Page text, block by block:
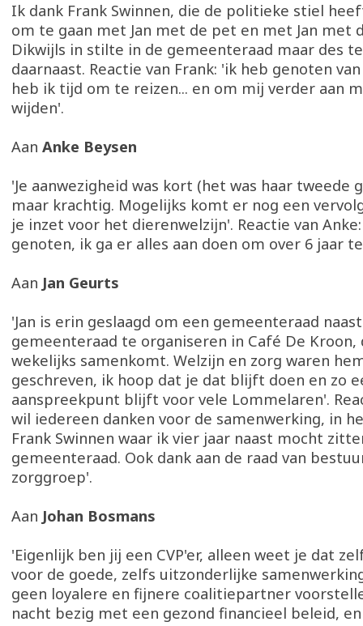
Ik dank Frank Swinnen, die de politieke stiel
om te gaan met Jan met de pet en met Jan met
Dikwijls in stilte in de gemeenteraad maar des
daarnaast. Reactie van Frank: 'ik heb genoten
heb ik tijd om te reizen... en om mij verder aan
wijden'.
Aan Anke Beysen
'Je aanwezigheid was kort (het was haar tweede
maar krachtig. Mogelijks komt er nog een
je inzet voor het dierenwelzijn'. Reactie van
genoten, ik ga er alles aan doen om over 6 jaar
Aan Jan Geurts
'Jan is erin geslaagd om een gemeenteraad
gemeenteraad te organiseren in Café De Kroon,
wekelijks samenkomt. Welzijn en zorg waren
geschreven, ik hoop dat je dat blijft doen en zo
aanspreekpunt blijft voor vele Lommelaren'.
wil iedereen danken voor de samenwerking, in
Frank Swinnen waar ik vier jaar naast mocht
gemeenteraad. Ook dank aan de raad van
zorggroep'.
Aan Johan Bosmans
'Eigenlijk ben jij een CVP'er, alleen weet je dat
voor de goede, zelfs uitzonderlijke
geen loyalere en fijnere coalitiepartner
nacht bezig met een gezond financieel beleid,